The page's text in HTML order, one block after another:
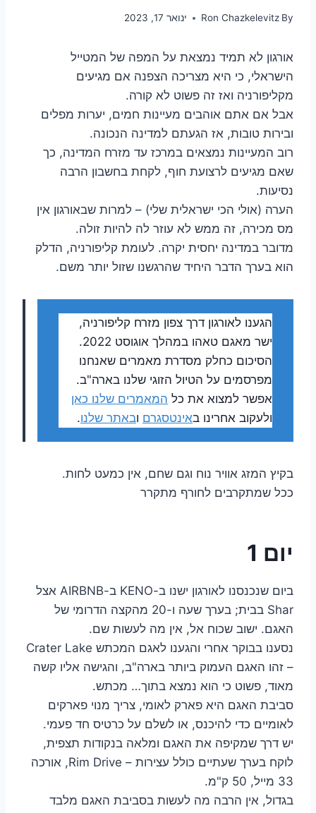
By
Ron Chazkelevitz ינואר 17, 2023
אורגון לא תמיד נמצאת על המפה של המטייל
הישראלי, כי היא מצריכה הצפנה אם מגיעים
מקליפורניה ואז זה פשוט לא קורה.
אבל אם אתם אוהבים מעיינות חמים, יערות מפלים
ובירות טובות, אז הגעתם למדינה הנכונה.
רוב המעיינות נמצאים במרכז עד מזרח המדינה, כך
שאם מגיעים לרצועת חוף, לקחת בחשבון הרבה
נסיעות.
הערה (אולי הכי ישראלית שלי) – למרות שבאורגון אין
מס מכירה, זה ממש לא עוזר לה להיות זולה.
מדובר במדינה יחסית יקרה. לעומת קליפורניה, הדלק
הוא בערך הדבר היחיד שהרגשנו שזול יותר משם.
הגענו לאורגון דרך צפון מזרח קליפורניה,
ישר מאגם טאהו במהלך אוגוסט 2022.
הסיכום כחלק מסדרת מאמרים שאנחנו
מפרסמים על הטיול הזוגי שלנו בארה"ב.
אפשר למצוא את כל המאמרים שלנו כאן
ולעקוב אחרינו באינטסגרם ובאתר שלנו.
בקיץ המזג אוויר נוח וגם שחם, אין כמעט לחות.
ככל שמתקרבים לחורף מתקרר
יום 1
ביום שנכנסנו לאורגון ישנו ב-KENO ב-AIRBNB אצל
Shar בבית; בערך שעה ו-20 מהקצה הדרומי של
האגם. ישוב שכוח אל, אין מה לעשות שם.
נסענו בבוקר אחרי והגענו לאגם המכתש Crater Lake
– זהו האגם העמוק ביותר בארה"ב, והגישה אליו קשה
מאוד, פשוט כי הוא נמצא בתוך… מכתש.
סביבת האגם היא פארק לאומי, צריך מנוי פארקים
לאומיים כדי להיכנס, או לשלם על כרטיס חד פעמי.
יש דרך שמקיפה את האגם ומלאה בנקודות תצפית,
לוקח בערך שעתיים כולל עצירות – Rim Drive, אורכה
33 מייל, 50 ק"מ.
בגדול, אין הרבה מה לעשות בסביבת האגם מלבד